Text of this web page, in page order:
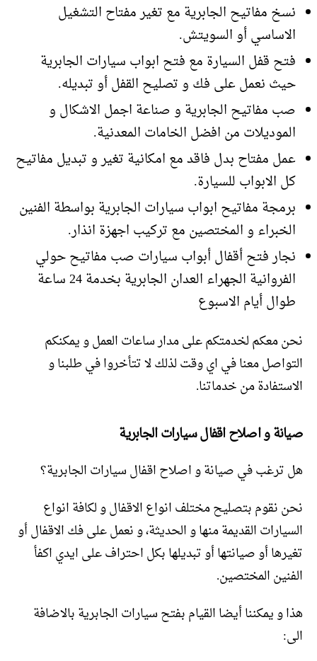
نسخ مفاتيح الجابرية مع تغير مفتاح التشغيل
الاساسي أو السويتش.
فتح قفل السيارة مع فتح ابواب سيارات الجابرية
حيث نعمل على فك و تصليح القفل أو تبديله.
صب مفاتيح الجابرية و صناعة اجمل الاشكال و
الموديلات من افضل الخامات المعدنية.
عمل مفتاح بدل فاقد مع امكانية تغير و تبديل مفاتيح
كل الابواب للسيارة.
برمجة مفاتيح ابواب سيارات الجابرية بواسطة الفنين
الخبراء و المختصين مع تركيب اجهزة انذار.
نجار فتح أقفال أبواب سيارات صب مفاتيح حولي
الفروانية الجهراء العدان الجابرية بخدمة 24 ساعة
طوال أيام الاسبوع
نحن معكم لخدمتكم على مدار ساعات العمل و يمكنكم
التواصل معنا في اي وقت لذلك لا تتأخروا في طلبنا و
الاستفادة من خدماتنا.
صيانة و اصلاح اقفال سيارات الجابرية
هل ترغب في صيانة و اصلاح اقفال سيارات الجابرية؟
نحن نقوم بتصليح مختلف انواع الاقفال و لكافة انواع
السيارات القديمة منها و الحديثة، و نعمل على فك الاقفال أو
تغيرها أو صيانتها أو تبديلها بكل احتراف على ايدي اكفأ
الفنين المختصين.
هذا و يمكننا أيضا القيام بفتح سيارات الجابرية بالاضافة
الى: